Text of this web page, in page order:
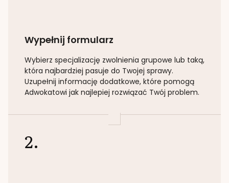
Wypełnij formularz
Wybierz specjalizację zwolnienia grupowe lub taką,
która najbardziej pasuje do Twojej sprawy.
Uzupełnij informację dodatkowe, które pomogą
Adwokatowi jak najlepiej rozwiązać Twój problem.
2.